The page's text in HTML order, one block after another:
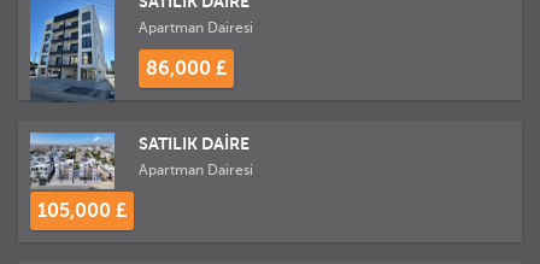
Apartman Dairesi
86,000 £
SATILIK DAİRE
Apartman Dairesi
105,000 £